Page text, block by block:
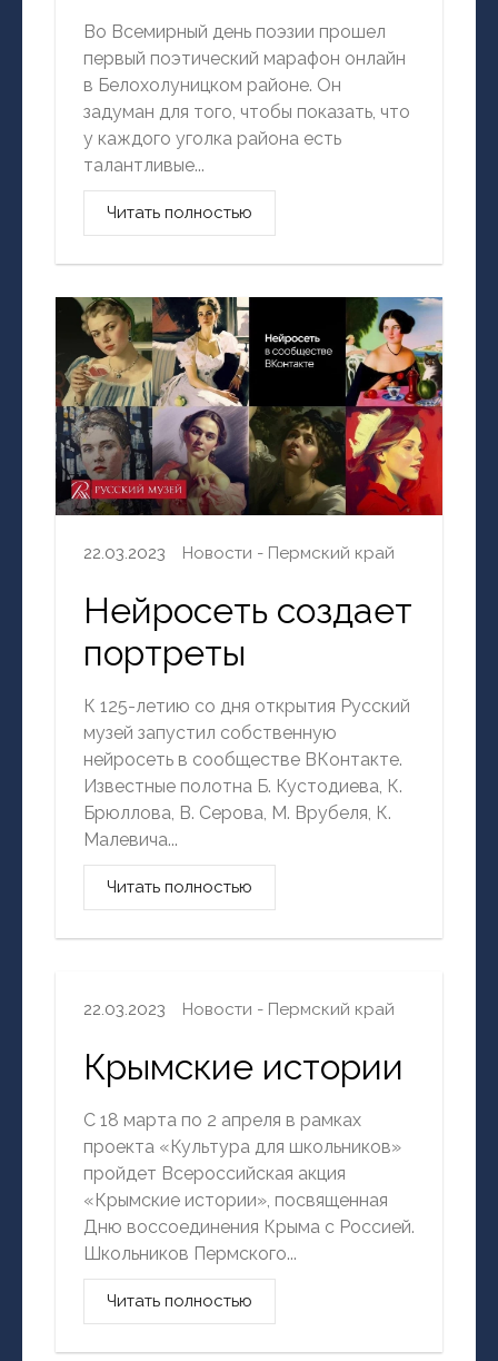
Во Всемирный день поэзии прошел
первый поэтический марафон онлайн
в Белохолуницком районе. Он
задуман для того, чтобы показать, что
у каждого уголка района есть
талантливые...
Читать полностью
22.03.2023 Новости - Пермский край
Нейросеть создает
портреты
К 125-летию со дня открытия Русский
музей запустил собственную
нейросеть в сообществе ВКонтакте.
Известные полотна Б. Кустодиева, К.
Брюллова, В. Серова, М. Врубеля, К.
Малевича...
Читать полностью
22.03.2023 Новости - Пермский край
Крымские истории
С 18 марта по 2 апреля в рамках
проекта «Культура для школьников»
пройдет Всероссийская акция
«Крымские истории», посвященная
Дню воссоединения Крыма с Россией.
Школьников Пермского...
Читать полностью